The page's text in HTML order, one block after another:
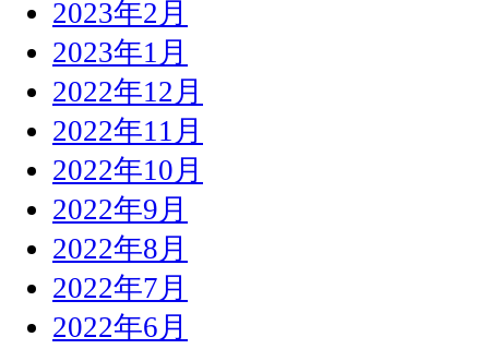
2023年2月
2023年1月
2022年12月
2022年11月
2022年10月
2022年9月
2022年8月
2022年7月
2022年6月